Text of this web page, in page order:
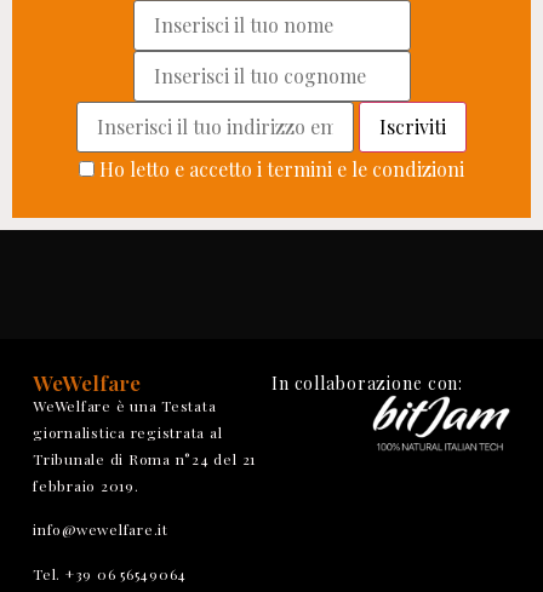
Ho letto e accetto i termini e le condizioni
WeWelfare
WeWelfare è una Testata
giornalistica registrata al
Tribunale di Roma n°24 del 21
febbraio 2019.
info@wewelfare.it
Tel. +39 06 56549064
In collaborazione con: